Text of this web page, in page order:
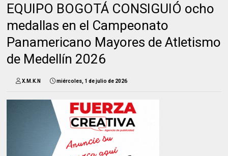
EQUIPO BOGOTÁ CONSIGUIÓ ocho
medallas en el Campeonato
Panamericano Mayores de Atletismo
de Medellín 2026
X.M.K.N miércoles, 1 de julio de 2026